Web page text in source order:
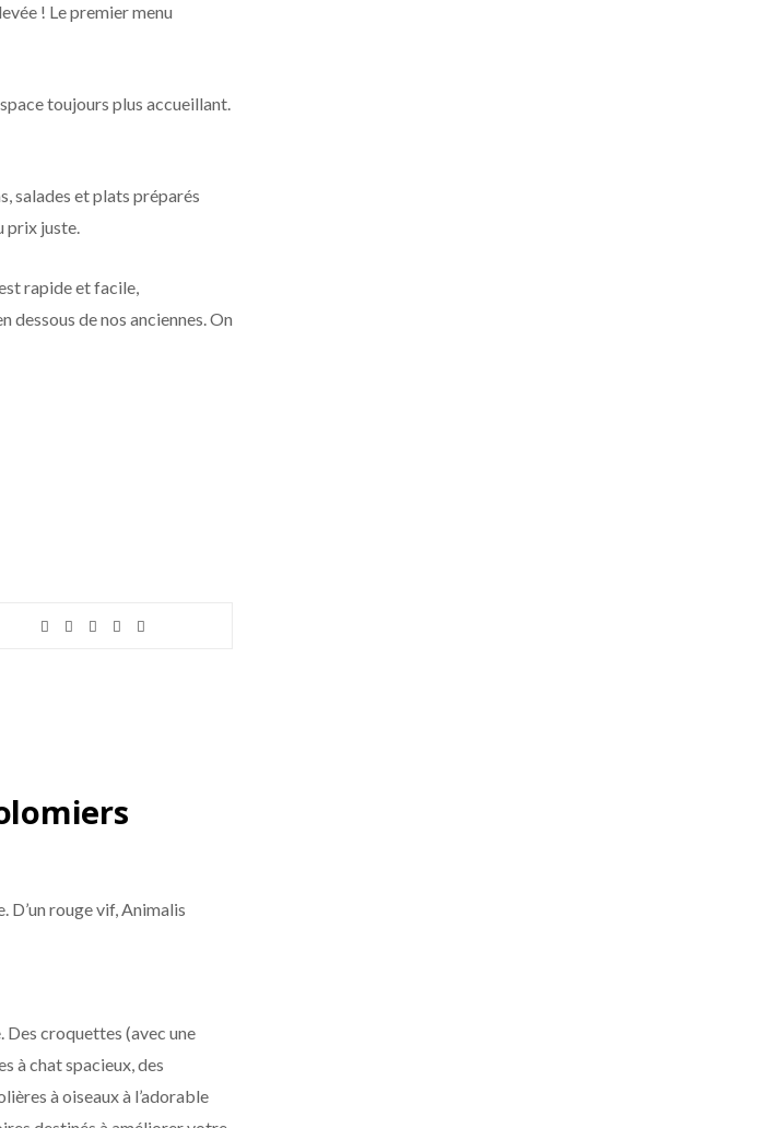
! Le premier menu
toujours plus accueillant.
salades et plats préparés
prix juste.
rapide et facile,
dessous de nos anciennes. On
D’un rouge vif, Animalis
Des croquettes (avec une
à chat spacieux, des
à oiseaux à l’adorable